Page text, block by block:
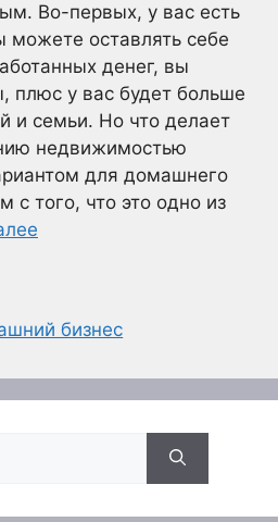
Во-первых, у вас есть
можете оставлять себе
денег, вы
плюс у вас будет больше
и семьи. Но что делает
недвижимостью
для домашнего
с того, что это одно из
бизнес